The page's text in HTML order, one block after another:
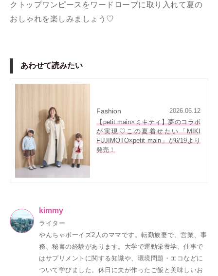
クトップワンピースをワードローブに取り入れて夏の
おしゃれを楽しみましょう♡
あわせて読みたい
Fashion
2026.06.12
【petit main×ミキティ】夢のコラボ
が実現♡この夏着せたい「MIKI
FUJIMOTO×petit main」が6/19より
発売！
kimmy
ライター
やんちゃボーイズ2人のママです。転勤族妻で、営業、事
務、秘書の経験があります。大学で運動栄養学、仕事で
はサプリメントに関する知識や、環境問題・エコなどに
ついて学びました。休日に夫が作ったご飯と美味しいお